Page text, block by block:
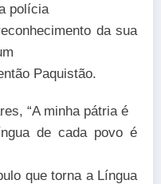
polícia
da sua
Paquistão.
“A minha pátria é
de cada povo é
que torna a Língua